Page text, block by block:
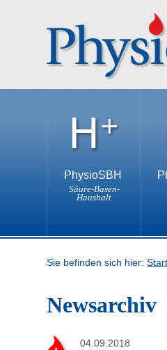
PhysioSBH
Säure-Basen-
Haushalt
Sie befinden sich hier:
Newsarchiv
04.09.2018